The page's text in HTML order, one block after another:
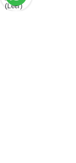
(Leer)